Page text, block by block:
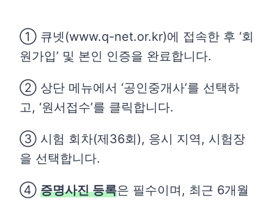
① 큐넷(www.q-net.or.kr)에 접속한 후 ‘회
원가입’ 및 본인 인증을 완료합니다.
② 상단 메뉴에서 ‘공인중개사’를 선택하
고, ‘원서접수’를 클릭합니다.
③ 시험 회차(제36회), 응시 지역, 시험장
을 선택합니다.
④ 증명사진 등록은 필수이며, 최근 6개월